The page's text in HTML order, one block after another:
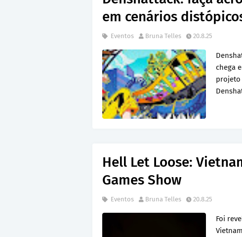
em cenários
Eventos Bruna Telles 20.8.25
chega
projeto
Hell Let Loose:
Games Show
Eventos Bruna Telles 20.8.25
Foi